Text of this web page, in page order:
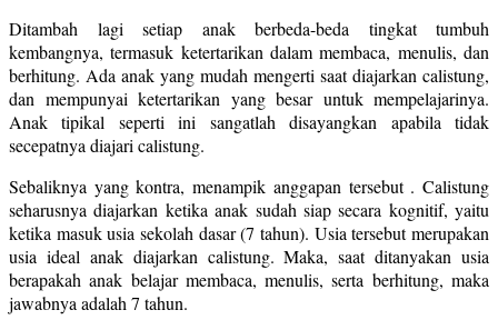
Ditambah lagi setiap anak berbeda-beda tingkat tumbuh
kembangnya, termasuk ketertarikan dalam membaca, menulis, dan
berhitung. Ada anak yang mudah mengerti saat diajarkan calistung,
dan mempunyai ketertarikan yang besar untuk mempelajarinya.
Anak tipikal seperti ini sangatlah disayangkan apabila tidak
secepatnya diajari calistung.
Sebaliknya yang kontra, menampik anggapan tersebut . Calistung
seharusnya diajarkan ketika anak sudah siap secara kognitif, yaitu
ketika masuk usia sekolah dasar (7 tahun). Usia tersebut merupakan
usia ideal anak diajarkan calistung. Maka, saat ditanyakan usia
berapakah anak belajar membaca, menulis, serta berhitung, maka
jawabnya adalah 7 tahun.